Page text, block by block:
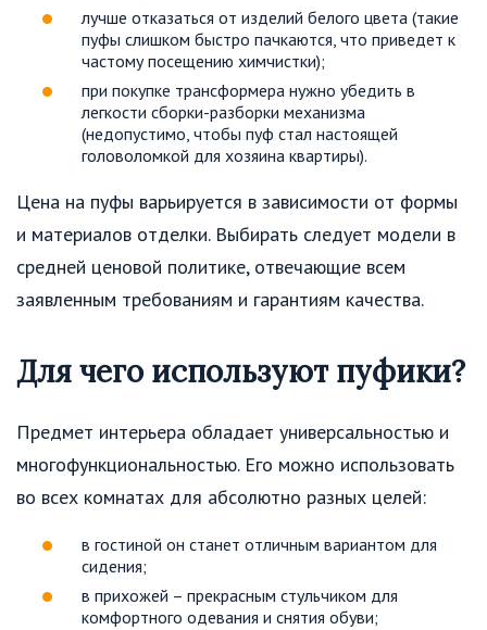
лучше отказаться от изделий белого цвета (такие
пуфы слишком быстро пачкаются, что приведет к
частому посещению химчистки);
при покупке трансформера нужно убедить в
легкости сборки-разборки механизма
(недопустимо, чтобы пуф стал настоящей
головоломкой для хозяина квартиры).
Цена на пуфы варьируется в зависимости от формы
и материалов отделки. Выбирать следует модели в
средней ценовой политике, отвечающие всем
заявленным требованиям и гарантиям качества.
Для чего используют пуфики?
Предмет интерьера обладает универсальностью и
многофункциональностью. Его можно использовать
во всех комнатах для абсолютно разных целей:
в гостиной он станет отличным вариантом для
сидения;
в прихожей – прекрасным стульчиком для
комфортного одевания и снятия обуви;